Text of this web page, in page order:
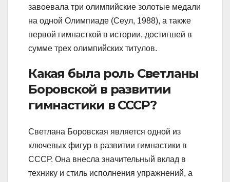
завоевала три олимпийские золотые медали
на одной Олимпиаде (Сеул, 1988), а также
первой гимнасткой в истории, достигшей в
сумме трех олимпийских титулов.
Какая была роль Светланы
Боровской в развитии
гимнастики в СССР?
Светлана Боровская является одной из
ключевых фигур в развитии гимнастики в
СССР. Она внесла значительный вклад в
технику и стиль исполнения упражнений, а